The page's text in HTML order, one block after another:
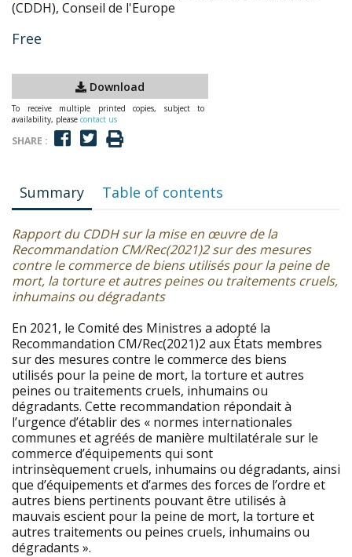
(CDDH), Conseil de l'Europe
Free
Download
To receive multiple printed copies, subject to
availability, please contact us
SHARE :
Summary Table of contents
Rapport du CDDH sur la mise en œuvre de la
Recommandation CM/Rec(2021)2 sur des mesures
contre le commerce de biens utilisés pour la peine de
mort, la torture et autres peines ou traitements cruels,
inhumains ou dégradants
En 2021, le Comité des Ministres a adopté la
Recommandation CM/Rec(2021)2 aux États membres
sur des mesures contre le commerce des biens
utilisés pour la peine de mort, la torture et autres
peines ou traitements cruels, inhumains ou
dégradants. Cette recommandation répondait à
l’urgence d’établir des « normes internationales
communes et agréés de manière multilatérale sur le
commerce d’équipements qui sont
intrinsèquement cruels, inhumains ou dégradants, ainsi
que d’équipements et d’armes des forces de l’ordre et
autres biens pertinents pouvant être utilisés à
mauvais escient pour la peine de mort, la torture et
autres traitements ou peines cruels, inhumains ou
dégradants ».